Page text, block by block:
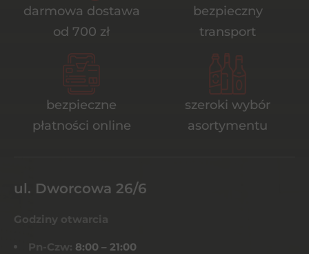
darmowa dostawa
od 700 zł
bezpieczny
transport
bezpieczne
płatności online
szeroki wybór
asortymentu
ul. Dworcowa 26/6
Godziny otwarcia
Pn-Czw: 8:00 – 21:00